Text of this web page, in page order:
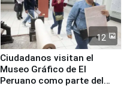
12
Ciudadanos visitan el
Museo Gráfico de El
Peruano como parte del